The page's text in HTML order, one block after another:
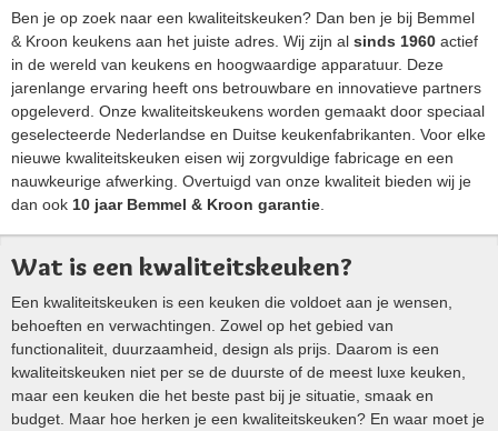
Ben je op zoek naar een kwaliteitskeuken? Dan ben je bij Bemmel
& Kroon keukens aan het juiste adres. Wij zijn al sinds 1960 actief
in de wereld van keukens en hoogwaardige apparatuur. Deze
jarenlange ervaring heeft ons betrouwbare en innovatieve partners
opgeleverd. Onze kwaliteitskeukens worden gemaakt door speciaal
geselecteerde Nederlandse en Duitse keukenfabrikanten. Voor elke
nieuwe kwaliteitskeuken eisen wij zorgvuldige fabricage en een
nauwkeurige afwerking. Overtuigd van onze kwaliteit bieden wij je
dan ook 10 jaar Bemmel & Kroon garantie.
Wat is een kwaliteitskeuken?
Een kwaliteitskeuken is een keuken die voldoet aan je wensen,
behoeften en verwachtingen. Zowel op het gebied van
functionaliteit, duurzaamheid, design als prijs. Daarom is een
kwaliteitskeuken niet per se de duurste of de meest luxe keuken,
maar een keuken die het beste past bij je situatie, smaak en
budget. Maar hoe herken je een kwaliteitskeuken? En waar moet je